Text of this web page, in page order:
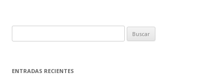
o
k
ti
r
u
c
ENTRADAS RECIENTES